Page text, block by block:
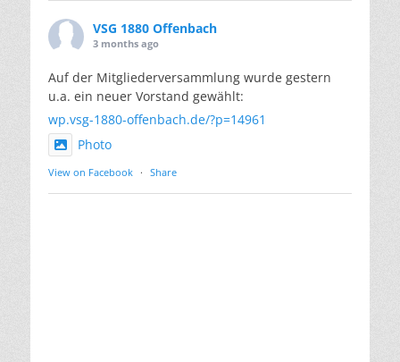
VSG 1880 Offenbach
3 months ago
Auf der Mitgliederversammlung wurde gestern
u.a. ein neuer Vorstand gewählt:
wp.vsg-1880-offenbach.de/?p=14961
Photo
View on Facebook · Share